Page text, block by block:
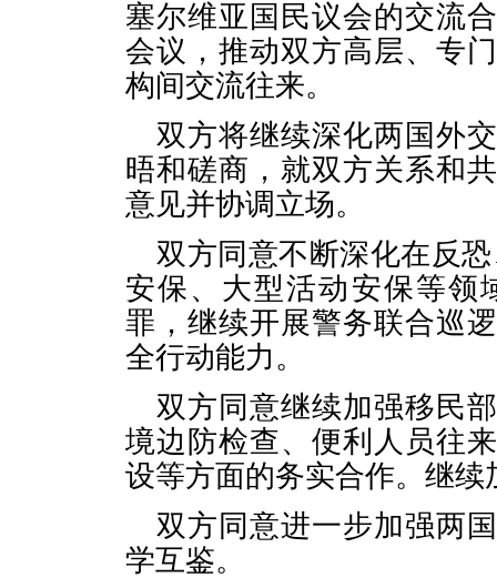
塞尔维亚国民议会的交流
会议，推动双方高层、专
构间交流往来。
双方将继续深化两国外
晤和磋商，就双方关系和
意见并协调立场。
双方同意不断深化在反恐
安保、大型活动安保等领
罪，继续开展警务联合巡
全行动能力。
双方同意继续加强移民
境边防检查、便利人员往
设等方面的务实合作。继
双方同意进一步加强两
学互鉴。